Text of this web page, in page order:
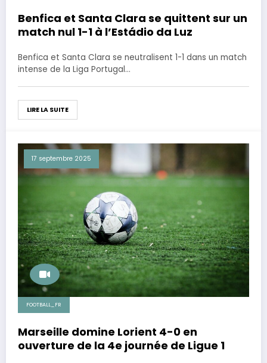
Benfica et Santa Clara se quittent sur un
match nul 1-1 à l’Estádio da Luz
Benfica et Santa Clara se neutralisent 1-1 dans un match
intense de la Liga Portugal…
LIRE LA SUITE
17 septembre 2025
FOOTBALL_FR
Marseille domine Lorient 4-0 en
ouverture de la 4e journée de Ligue 1